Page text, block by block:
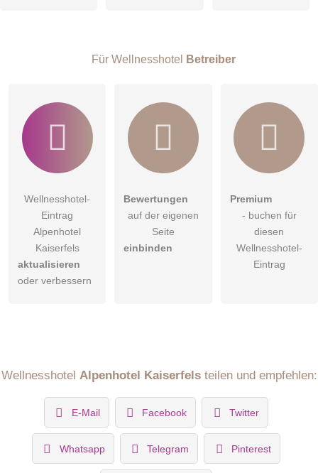
Wellnesshotel-Eintrag zu stellen.
Für Wellnesshotel Betreiber
Wellnesshotel-
Eintrag
Alpenhotel
Kaiserfels
aktualisieren
oder verbessern
Bewertungen
auf der eigenen
Seite
einbinden
Premium
- buchen für
diesen
Wellnesshotel-
Eintrag
Wellnesshotel Alpenhotel Kaiserfelsteilen und empfehlen:
E-Mail Facebook Twitter
Whatsapp Telegram Pinterest